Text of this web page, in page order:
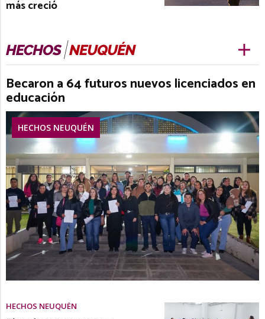
más creció
Becaron a 64 futuros nuevos licenciados en
educación
HECHOS NEUQUÉN
HECHOS NEUQUÉN